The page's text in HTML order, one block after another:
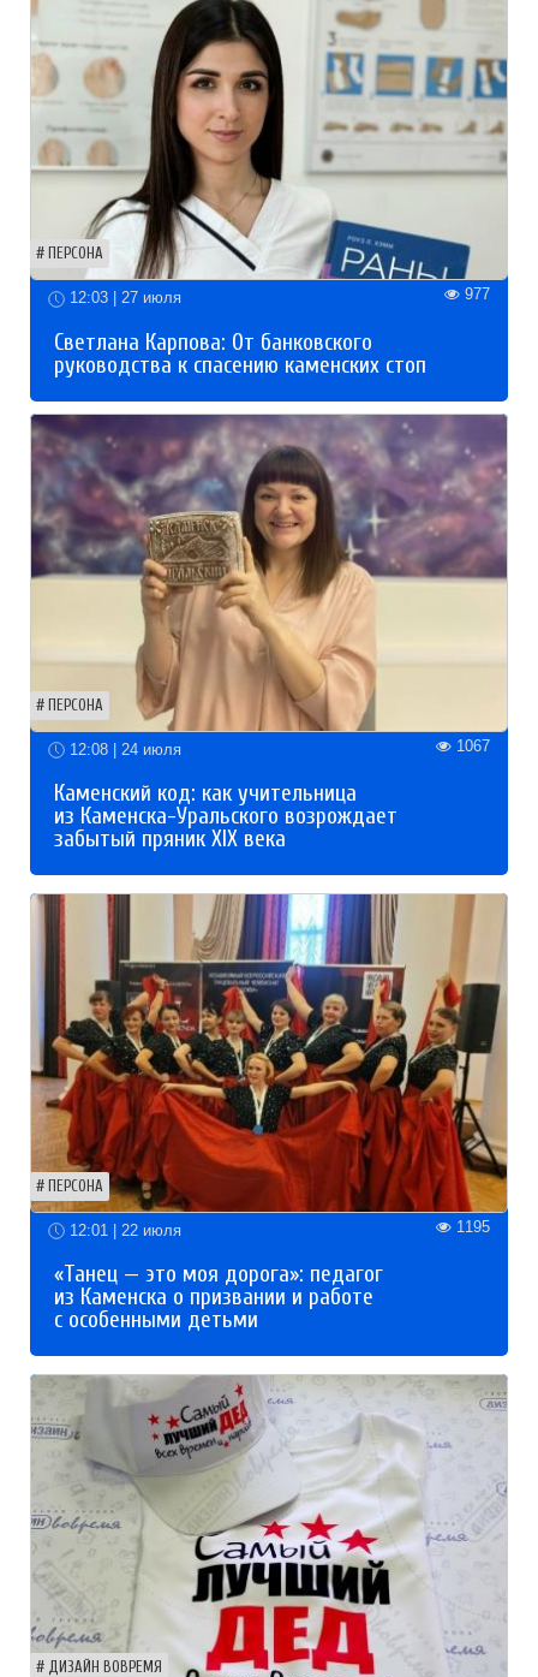
ПЕРСОНА
12:03 | 27 июля 977
Светлана Карпова: От банковского
руководства к спасению каменских стоп
ПЕРСОНА
12:08 | 24 июля 1067
Каменский код: как учительница
из Каменска-Уральского возрождает
забытый пряник XIX века
ПЕРСОНА
12:01 | 22 июля 1195
«Танец — это моя дорога»: педагог
из Каменска о призвании и работе
с особенными детьми
ДИЗАЙН ВОВРЕМЯ